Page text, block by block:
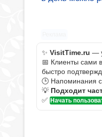
✨ VisitTime.ru —
📅 Клиенты сами
быстро
🕒 Напоминания
💡 Подходит
✅ Начать